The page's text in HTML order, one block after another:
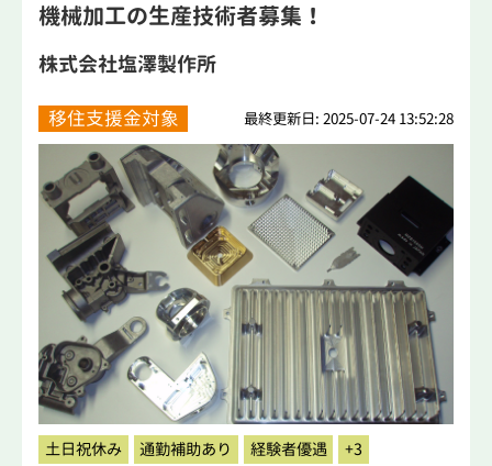
機械加工の生産技術者募集！
株式会社塩澤製作所
移住支援金対象 最終更新日: 2025-07-24 13:52:28
土日祝休み 通勤補助あり 経験者優遇 +3